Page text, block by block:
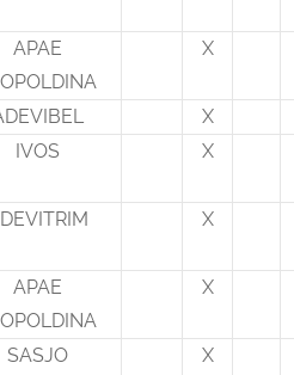
APAE
X
X
IVOS X
X
APAE
X
SASJO X